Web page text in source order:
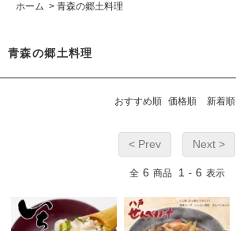
ホーム > 青森の郷土料理
青森の郷土料理
おすすめ順 価格順 新着順
< Prev Next >
全 6 商品 1 - 6 表示